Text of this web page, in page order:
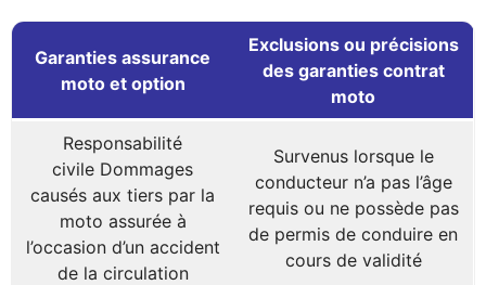
Garanties assurance
moto et option
Exclusions ou précisions
des garanties contrat
moto
Responsabilité
civile Dommages
causés aux tiers par la
moto assurée à
l’occasion d’un accident
de la circulation
Survenus lorsque le
conducteur n’a pas l’âge
requis ou ne possède pas
de permis de conduire en
cours de validité